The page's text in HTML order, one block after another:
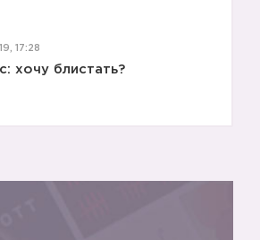
17:28
хочу блистать?